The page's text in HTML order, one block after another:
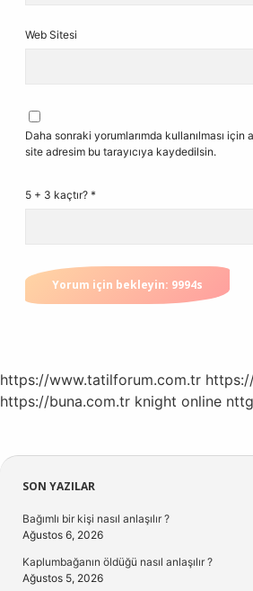
Web Sitesi
Daha sonraki yorumlarımda kullanılması için
site adresim bu tarayıcıya kaydedilsin.
5 + 3 kaçtır? *
https://www.tatilforum.com.tr
https://buna.com.tr knight online
Sidebar
SON YAZILAR
Bağımlı bir kişi nasıl anlaşılır ?
Ağustos 6, 2026
Kaplumbağanın öldüğü nasıl anlaşılır ?
Ağustos 5, 2026